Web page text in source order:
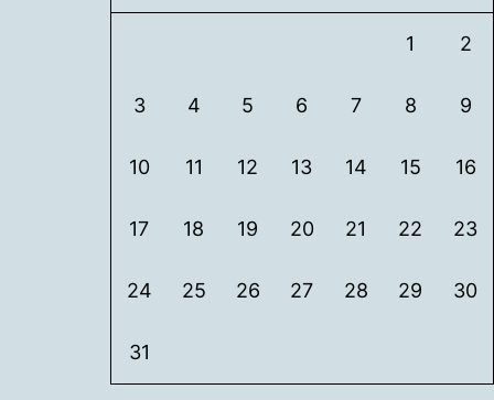
1 2
3 4 5 6 7 8 9
10 11 12 13 14 15 16
17 18 19 20 21 22 23
24 25 26 27 28 29 30
31